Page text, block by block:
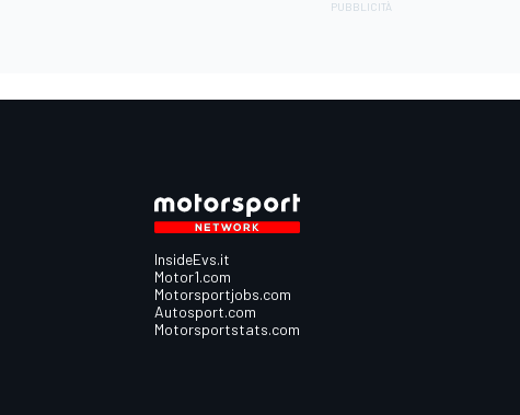
InsideEvs.it
Motor1.com
Motorsportjobs.com
Autosport.com
Motorsportstats.com